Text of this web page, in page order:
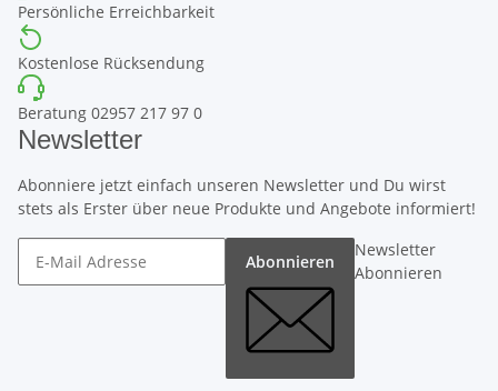
Persönliche Erreichbarkeit
Kostenlose Rücksendung
Beratung 02957 217 97 0
Newsletter
Abonniere jetzt einfach unseren Newsletter und Du wirst
stets als Erster über neue Produkte und Angebote informiert!
Abonnieren
Newsletter
Abonnieren